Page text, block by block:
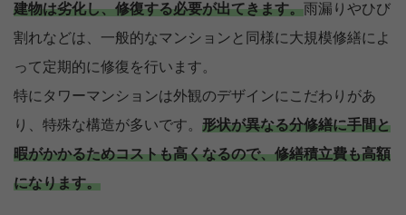
建物は劣化し、修復する必要が出てきます。雨漏りやひび
割れなどは、一般的なマンションと同様に大規模修繕によ
って定期的に修復を行います。
特にタワーマンションは外観のデザインにこだわりがあ
り、特殊な構造が多いです。 形状が異なる分修繕に手間と
暇がかかるためコストも高くなるので、修繕積立費も高額
になります。